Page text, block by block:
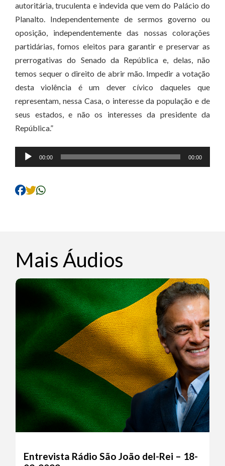
autoritária, truculenta e indevida que vem do Palácio do
Planalto. Independentemente de sermos governo ou
oposição, independentemente das nossas colorações
partidárias, fomos eleitos para garantir e preservar as
prerrogativas do Senado da República e, delas, não
temos sequer o direito de abrir mão. Impedir a votação
desta violência é um dever cívico daqueles que
representam, nessa Casa, o interesse da população e de
seus estados, e não os interesses da presidente da
República.”
Tocador
de
00:00 00:00
Mais Áudios
Entrevista Rádio São João del-Rei – 18-